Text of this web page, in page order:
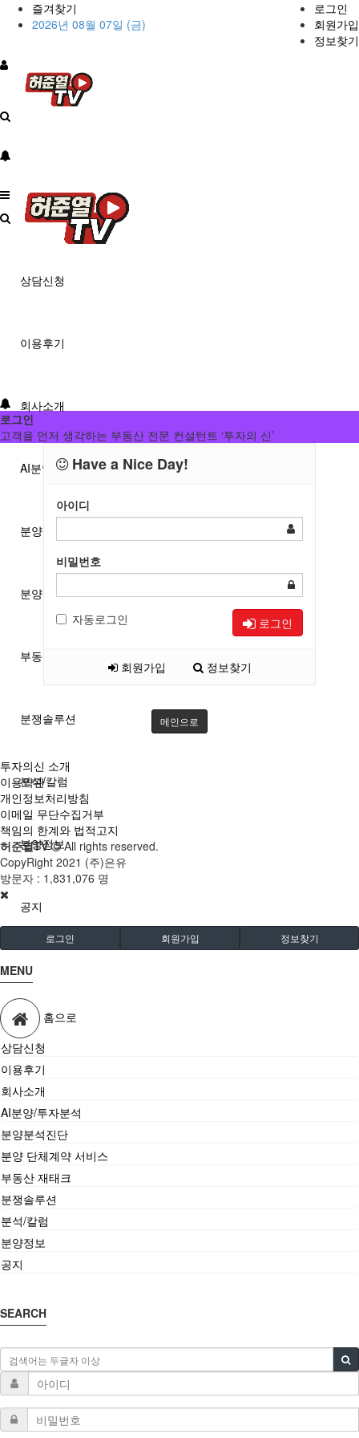
즐겨찾기
2026년 08월 07일 (금)
로그인
회원가입
정보찾기
상담신청
이용후기
회사소개
AI분양/투자분석
분양분석진단
분양 단체계약 서비스
부동산 재태크
분쟁솔루션
분석/칼럼
분양정보
공지
로그인
고객을 먼저 생각하는 부동산 전문 컨설턴트 ‘투자의 신’
Have a Nice Day!
아이디
비밀번호
자동로그인 로그인
회원가입 정보찾기
메인으로
투자의신 소개
이용약관
개인정보처리방침
이메일 무단수집거부
책임의 한계와 법적고지
허준열TV
All rights reserved.
CopyRight 2021 (주)은유
방문자 : 1,831,076 명
로그인 회원가입 정보찾기
MENU
홈으로
상담신청
이용후기
회사소개
AI분양/투자분석
분양분석진단
분양 단체계약 서비스
부동산 재태크
분쟁솔루션
분석/칼럼
분양정보
공지
SEARCH